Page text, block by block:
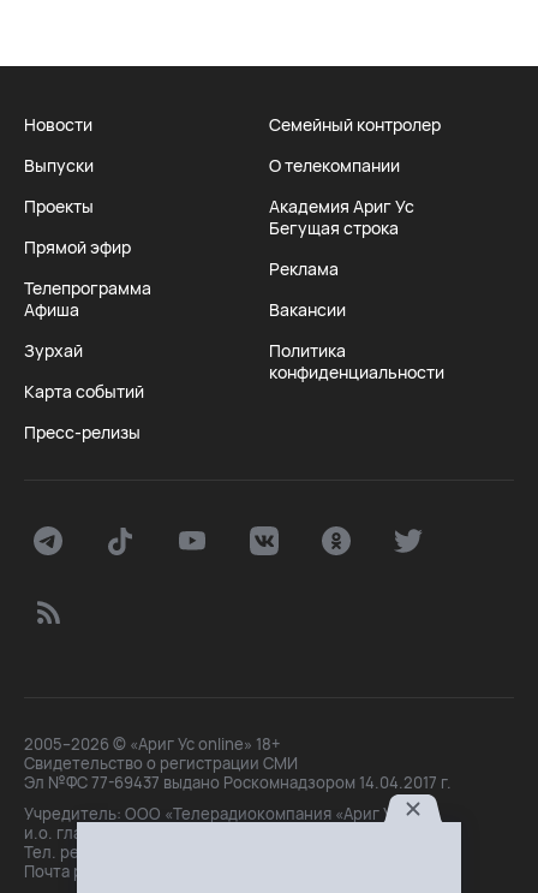
Новости
Выпуски
Проекты
Прямой эфир
Телепрограмма
Афиша
Зурхай
Карта событий
Пресс-релизы
Семейный контролер
О телекомпании
Академия Ариг Ус
Бегущая строка
Реклама
Вакансии
Политика
конфиденциальности
2005–2026 © «Ариг Ус online» 18+
Свидетельство о регистрации СМИ
Эл №ФС 77-69437 выдано Роскомнадзором 14.04.2017 г.
Учредитель: ООО «Телерадиокомпания «Ариг Ус»,
и.о. главного редактора: Маханова О.Б.
Тел. peдakции: +7(3012)21-30-14,
Почта peдakции: editor@arigus.tv